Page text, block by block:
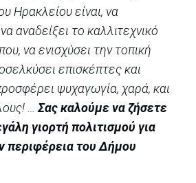
Ηρακλείου είναι, να
αναδείξει το καλλιτεχνικό
να ενισχύσει την τοπική
επισκέπτες και
ψυχαγωγία, χαρά, και
…
Σας καλούμε να ζήσετε
γιορτή πολιτισμού για
περιφέρεια του Δήμου